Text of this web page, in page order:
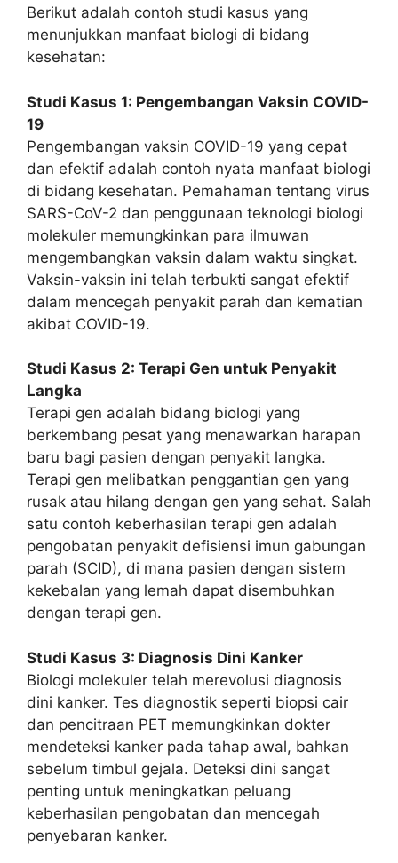
Berikut adalah contoh studi kasus yang
menunjukkan manfaat biologi di bidang
kesehatan:
Studi Kasus 1: Pengembangan Vaksin COVID-
19
Pengembangan vaksin COVID-19 yang cepat
dan efektif adalah contoh nyata manfaat biologi
di bidang kesehatan. Pemahaman tentang virus
SARS-CoV-2 dan penggunaan teknologi biologi
molekuler memungkinkan para ilmuwan
mengembangkan vaksin dalam waktu singkat.
Vaksin-vaksin ini telah terbukti sangat efektif
dalam mencegah penyakit parah dan kematian
akibat COVID-19.
Studi Kasus 2: Terapi Gen untuk Penyakit
Langka
Terapi gen adalah bidang biologi yang
berkembang pesat yang menawarkan harapan
baru bagi pasien dengan penyakit langka.
Terapi gen melibatkan penggantian gen yang
rusak atau hilang dengan gen yang sehat. Salah
satu contoh keberhasilan terapi gen adalah
pengobatan penyakit defisiensi imun gabungan
parah (SCID), di mana pasien dengan sistem
kekebalan yang lemah dapat disembuhkan
dengan terapi gen.
Studi Kasus 3: Diagnosis Dini Kanker
Biologi molekuler telah merevolusi diagnosis
dini kanker. Tes diagnostik seperti biopsi cair
dan pencitraan PET memungkinkan dokter
mendeteksi kanker pada tahap awal, bahkan
sebelum timbul gejala. Deteksi dini sangat
penting untuk meningkatkan peluang
keberhasilan pengobatan dan mencegah
penyebaran kanker.